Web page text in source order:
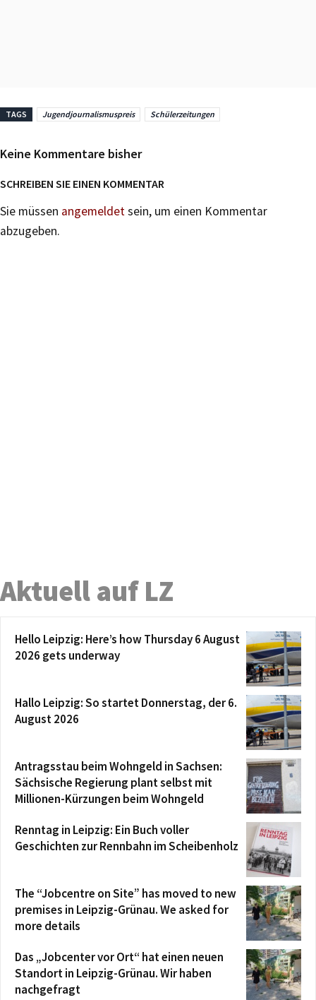
TAGS Jugendjournalismuspreis Schülerzeitungen
Keine Kommentare bisher
SCHREIBEN SIE EINEN KOMMENTAR
Sie müssen angemeldetsein, um einen Kommentar
abzugeben.
Aktuell auf LZ
Hello Leipzig: Here’s how Thursday 6 August
2026 gets underway
Hallo Leipzig: So startet Donnerstag, der 6.
August 2026
Antragsstau beim Wohngeld in Sachsen:
Sächsische Regierung plant selbst mit
Millionen-Kürzungen beim Wohngeld
Renntag in Leipzig: Ein Buch voller
Geschichten zur Rennbahn im Scheibenholz
The “Jobcentre on Site” has moved to new
premises in Leipzig-Grünau. We asked for
more details
Das „Jobcenter vor Ort“ hat einen neuen
Standort in Leipzig-Grünau. Wir haben
nachgefragt